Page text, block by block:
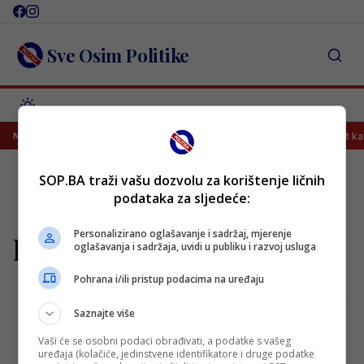
Skip
content Sve Osim Politike
NAJNOVIJE
Messiju “Toliko je smiren i elegantan, ali istovremeno čvrst
laptop
Common Port Problem Of New Laptops
SOP.BA traži vašu dozvolu za korištenje ličnih
podataka za sljedeće:
Personalizirano oglašavanje i sadržaj, mjerenje
oglašavanja i sadržaja, uvidi u publiku i razvoj usluga
Pohrana i/ili pristup podacima na uređaju
Saznajte više
Vaši će se osobni podaci obrađivati, a podatke s vašeg
uređaja (kolačiće, jedinstvene identifikatore i druge podatke